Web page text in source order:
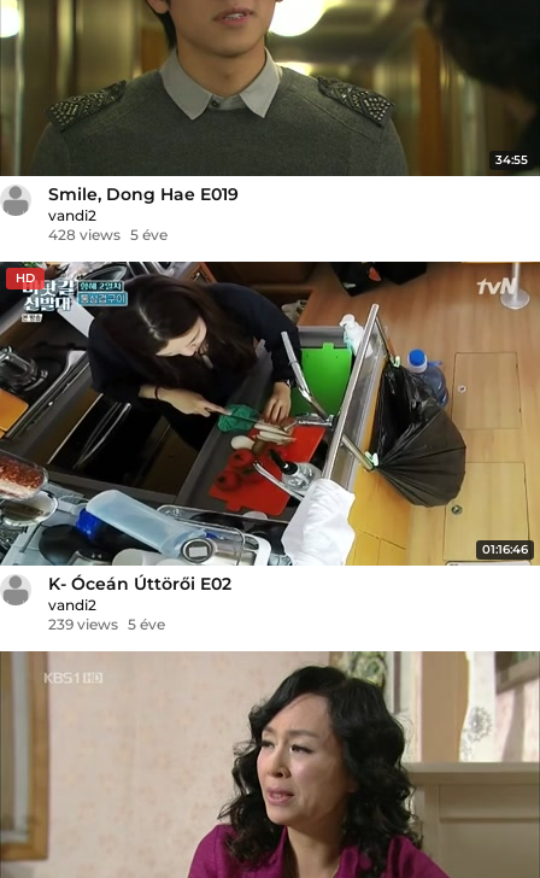
34:55
Smile, Dong Hae E019
vandi2
428 views 5 éve
HD
01:16:46
K- Óceán Úttörői E02
vandi2
239 views 5 éve